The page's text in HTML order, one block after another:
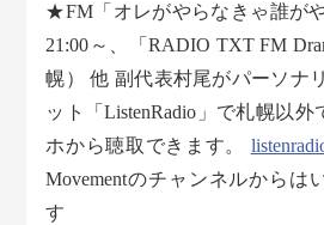
★FM「オレがやらなきゃ誰が
21:00～、「RADIO TXT FM
幌） 他 副代表村尾がパーソナ
ット「ListenRadio」で札幌以
ホから聴取できます。
Movementのチャンネルからは
す